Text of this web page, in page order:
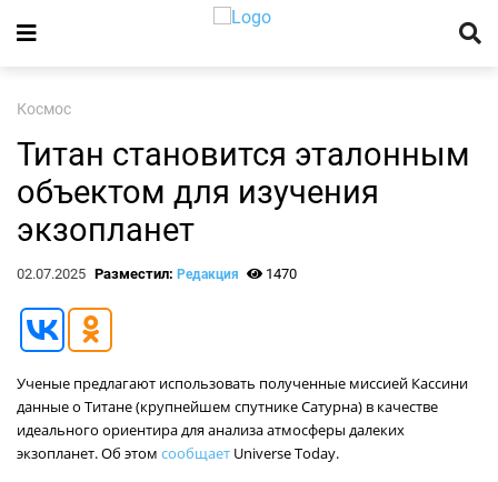
Космос
Титан становится эталонным
объектом для изучения
экзопланет
02.07.2025 Разместил: Редакция 1470
Ученые предлагают использовать полученные миссией Кассини
данные о Титане (крупнейшем спутнике Сатурна) в качестве
идеального ориентира для анализа атмосферы далеких
экзопланет. Об этом сообщает Universe Today.